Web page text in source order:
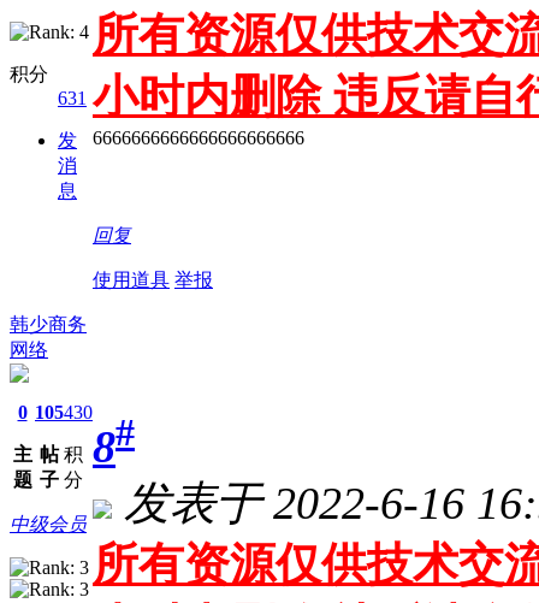
积分
631
发
消
息
所有资源仅供技术交
小时内删除 违反请自
6666666666666666666666
回复
使用道具 举报
韩少商务
网络
0
主
题
105
帖
子
430
积
分
中级会员
8#
发表于 2022-6-16
所有资源仅供技术交